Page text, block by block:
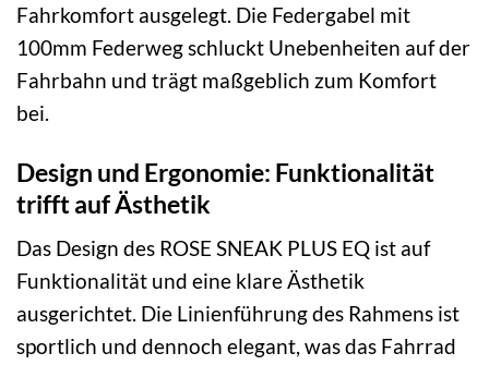
Fahrkomfort ausgelegt. Die Federgabel mit
100mm Federweg schluckt Unebenheiten auf der
Fahrbahn und trägt maßgeblich zum Komfort
bei.
Design und Ergonomie: Funktionalität
trifft auf Ästhetik
Das Design des ROSE SNEAK PLUS EQ ist auf
Funktionalität und eine klare Ästhetik
ausgerichtet. Die Linienführung des Rahmens ist
sportlich und dennoch elegant, was das Fahrrad